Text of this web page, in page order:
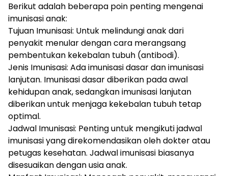
Berikut adalah beberapa poin penting mengenai
imunisasi anak:
Tujuan Imunisasi: Untuk melindungi anak dari
penyakit menular dengan cara merangsang
pembentukan kekebalan tubuh (antibodi).
Jenis Imunisasi: Ada imunisasi dasar dan imunisasi
lanjutan. Imunisasi dasar diberikan pada awal
kehidupan anak, sedangkan imunisasi lanjutan
diberikan untuk menjaga kekebalan tubuh tetap
optimal.
Jadwal Imunisasi: Penting untuk mengikuti jadwal
imunisasi yang direkomendasikan oleh dokter atau
petugas kesehatan. Jadwal imunisasi biasanya
disesuaikan dengan usia anak.